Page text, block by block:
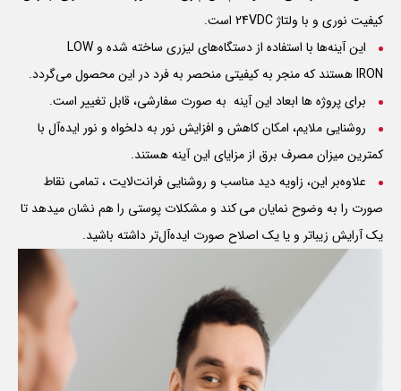
کیفیت نوری و با ولتاژ 24VDC است.
این آینه‌ها با استفاده از دستگاه‌های لیزری ساخته شده و LOW
IRONهستند که منجر به کیفیتی منحصر به فرد در این محصول می‌گردد.
برای پروژه ها ابعاد این آینه به صورت سفارشی، قابل تغییر است.
روشنایی ملایم، امکان کاهش و افزایش نور به دلخواه و نور ایده‌آل با
کمترین میزان مصرف برق از مزایای این آینه هستند.
علاوه‌بر این، زاویه دید مناسب و روشنایی فرانت‌لایت ، تمامی نقاط
صورت را به وضوح نمایان می کند و مشکلات پوستی را هم نشان میدهد تا
یک آرایش زیباتر و یا یک اصلاح صورت ایده‌آل‌تر داشته باشید.